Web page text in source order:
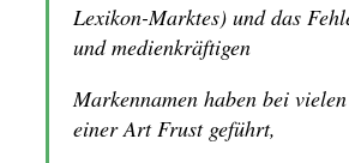
Lexikon-Marktes) und das
und medienkräftigen
Markennamen haben bei
einer Art Frust geführt,